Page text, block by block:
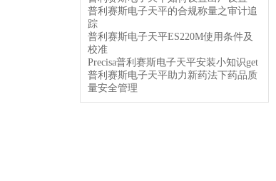
普利赛斯电子天平的合规称量之审计追
踪
普利赛斯电子天平ES220M使用条件及
校准
Precisa普利赛斯电子天平安装小知识get
普利赛斯电子天平助力新药法下药品质
量安全管理